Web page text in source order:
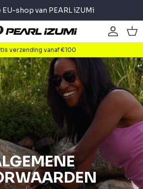
shop van PEARL iZUMi
verzending vanaf €100